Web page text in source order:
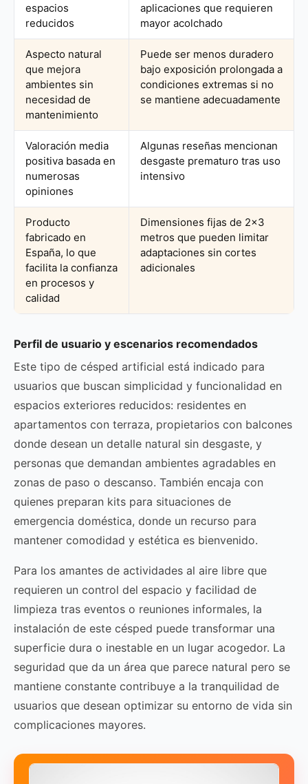
espacios
reducidos
aplicaciones que requieren
mayor acolchado
Aspecto natural
que mejora
ambientes sin
necesidad de
mantenimiento
Puede ser menos duradero
bajo exposición prolongada a
condiciones extremas si no
se mantiene adecuadamente
Valoración media
positiva basada en
numerosas
opiniones
Algunas reseñas mencionan
desgaste prematuro tras uso
intensivo
Producto
fabricado en
España, lo que
facilita la confianza
en procesos y
calidad
Dimensiones fijas de 2×3
metros que pueden limitar
adaptaciones sin cortes
adicionales
Perfil de usuario y escenarios recomendados
Este tipo de césped artificial está indicado para
usuarios que buscan simplicidad y funcionalidad en
espacios exteriores reducidos: residentes en
apartamentos con terraza, propietarios con balcones
donde desean un detalle natural sin desgaste, y
personas que demandan ambientes agradables en
zonas de paso o descanso. También encaja con
quienes preparan kits para situaciones de
emergencia doméstica, donde un recurso para
mantener comodidad y estética es bienvenido.
Para los amantes de actividades al aire libre que
requieren un control del espacio y facilidad de
limpieza tras eventos o reuniones informales, la
instalación de este césped puede transformar una
superficie dura o inestable en un lugar acogedor. La
seguridad que da un área que parece natural pero se
mantiene constante contribuye a la tranquilidad de
usuarios que desean optimizar su entorno de vida sin
complicaciones mayores.